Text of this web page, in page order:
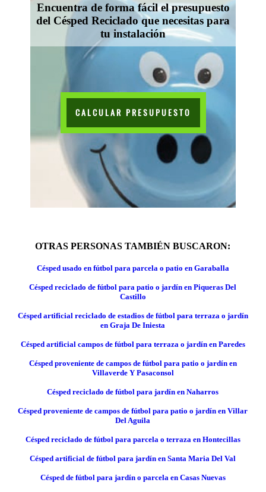
Encuentra de forma fácil el presupuesto
del Césped Reciclado que necesitas para
tu instalación
CALCULAR PRESUPUESTO
OTRAS PERSONAS TAMBIÉN BUSCARON:
Césped usado en fútbol para parcela o patio en Garaballa
Césped reciclado de fútbol para patio o jardín en Piqueras Del
Castillo
Césped artificial reciclado de estadios de fútbol para terraza o jardín
en Graja De Iniesta
Césped artificial campos de fútbol para terraza o jardín en Paredes
Césped proveniente de campos de fútbol para patio o jardín en
Villaverde Y Pasaconsol
Césped reciclado de fútbol para jardín en Naharros
Césped proveniente de campos de fútbol para patio o jardín en Villar
Del Aguila
Césped reciclado de fútbol para parcela o terraza en Hontecillas
Césped artificial de fútbol para jardín en Santa Maria Del Val
Césped de fútbol para jardín o parcela en Casas Nuevas